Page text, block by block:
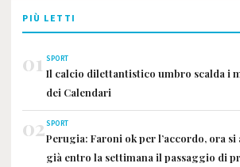
PIÙ LETTI
01 SPORT
Il calcio dilettantistico umbro scalda i
dei Calendari
02SPORT
Perugia: Faroni ok per l’accordo, ora
già entro la settimana il passaggio di